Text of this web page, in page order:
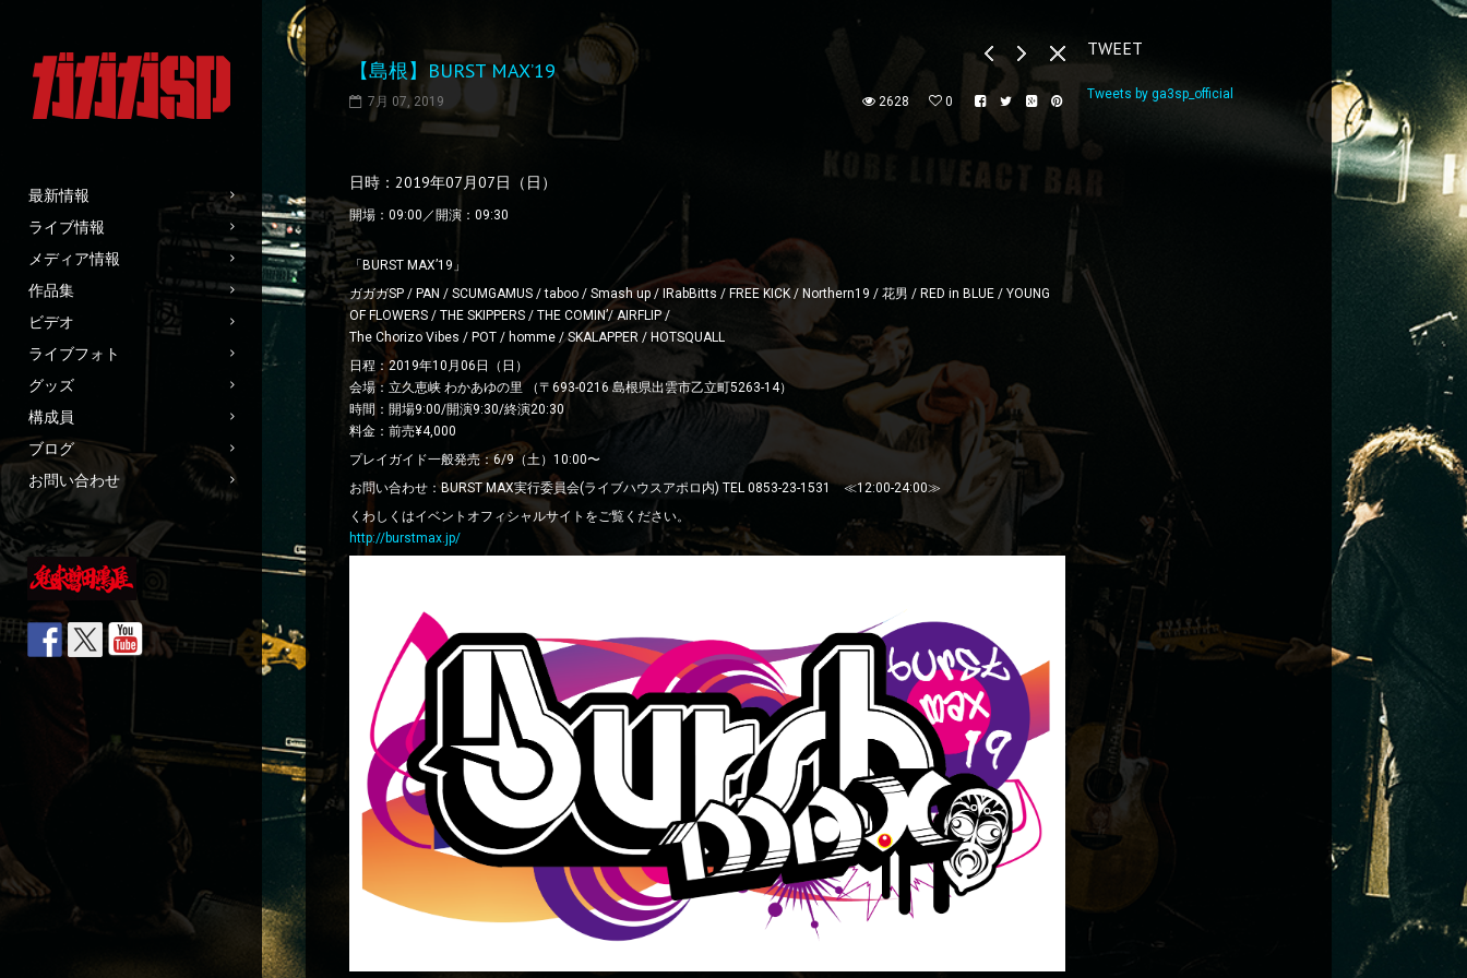
最新情報
ライブ情報
メディア情報
作品集
ビデオ
ライブフォト
グッズ
構成員
ブログ
お問い合わせ
【島根】BURST MAX’19
7月 07, 2019 2628 0
日時：2019年07月07日（日）
開場：09:00／開演：09:30
「BURST MAX’19」
ガガガSP / PAN / SCUMGAMUS / taboo / Smash up / IRabBitts / FREE KICK / Northern19 / 花男 / RED in BLUE / YOUNG
OF FLOWERS / THE SKIPPERS / THE COMIN’/ AIRFLIP /
The Chorizo Vibes / POT / homme / SKALAPPER / HOTSQUALL
日程：2019年10月06日（日）
会場：立久恵峡 わかあゆの里 （〒693-0216 島根県出雲市乙立町5263-14）
時間：開場9:00/開演9:30/終演20:30
料金：前売¥4,000
プレイガイド一般発売：6/9（土）10:00〜
お問い合わせ：BURST MAX実行委員会(ライブハウスアポロ内) TEL 0853-23-1531 ≪12:00-24:00≫
くわしくはイベントオフィシャルサイトをご覧ください。
http://burstmax.jp/
TWEET
Tweets by ga3sp_official